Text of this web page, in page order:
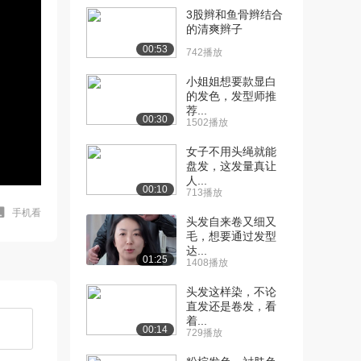
手机看
00:53
3股辫和鱼骨辫结合
的清爽辫子
742播放
00:30
小姐姐想要款显白
的发色，发型师推
荐...
1502播放
00:10
女子不用头绳就能
盘发，这发量真让
人...
713播放
01:25
头发自来卷又细又
毛，想要通过发型
达...
1408播放
00:14
头发这样染，不论
直发还是卷发，看
着...
729播放